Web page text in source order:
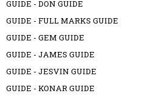
GUIDE - DON GUIDE
GUIDE - FULL MARKS GUIDE
GUIDE - GEM GUIDE
GUIDE - JAMES GUIDE
GUIDE - JESVIN GUIDE
GUIDE - KONAR GUIDE